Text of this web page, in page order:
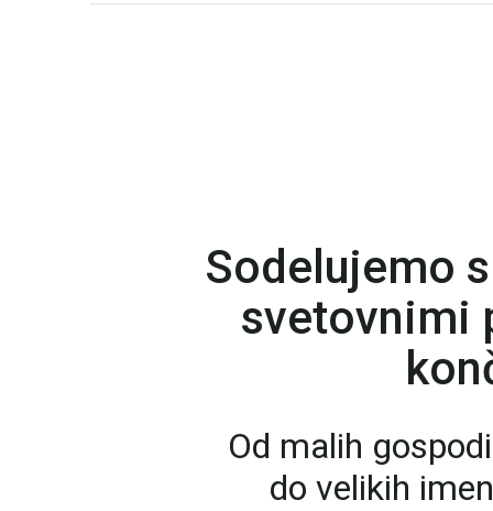
Sodelujemo
svetovnimi
Od malih
do velikih